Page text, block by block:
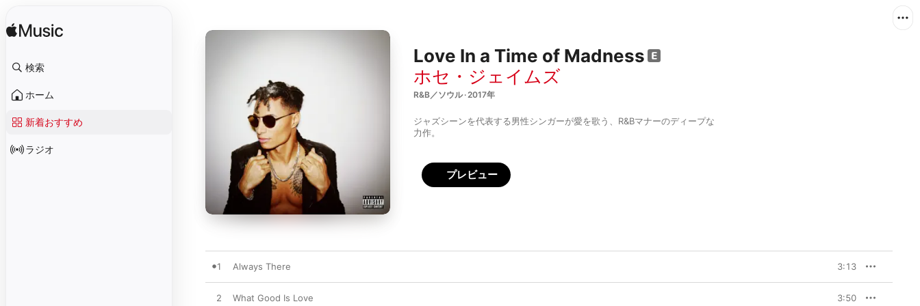
検索
ホーム
新着おすすめ
ラジオ
Love In a Time of Madness
ホセ・ジェイムズ
R&B／ソウル · 2017年
ジャズシーンを代表する男性シンガーが愛を歌う、R&Bマナーのディープな
力作。
プレビュー
1 Always There 3:13
2 What Good Is Love 3:50